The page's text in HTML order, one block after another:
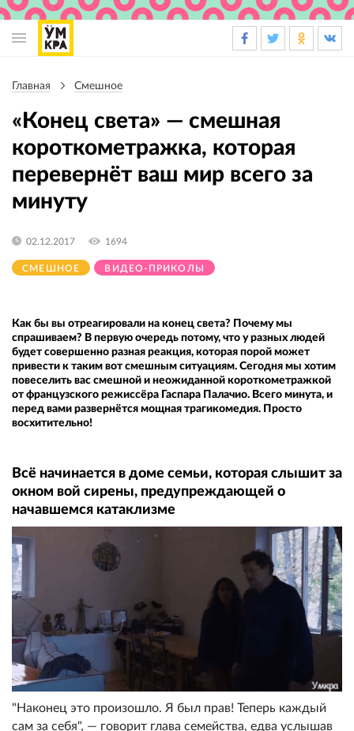
навигации
Главная Смешное
«Конец света» — смешная
короткометражка, которая
перевернёт ваш мир всего за
минуту
СМЕШНОЕ ВИДЕО-ПРИКОЛЫ
02.12.2017 1694
Как бы вы отреагировали на конец света? Почему мы
спрашиваем? В первую очередь потому, что у разных людей
будет совершенно разная реакция, которая порой может
привести к таким вот смешным ситуациям. Сегодня мы хотим
повеселить вас смешной и неожиданной короткометражкой
от французского режиссёра Гаспара Палачио. Всего минута, и
перед вами развернётся мощная трагикомедия. Просто
восхитительно!
Всё начинается в доме семьи, которая слышит за
окном вой сирены, предупреждающей о
начавшемся катаклизме
"Наконец это произошло. Я был прав! Теперь каждый
сам за себя", — говорит глава семейства, едва услышав